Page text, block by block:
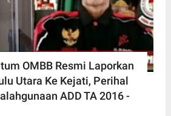
OMBB Resmi Laporkan
Utara Ke Kejati, Perihal
ADD TA 2016 -